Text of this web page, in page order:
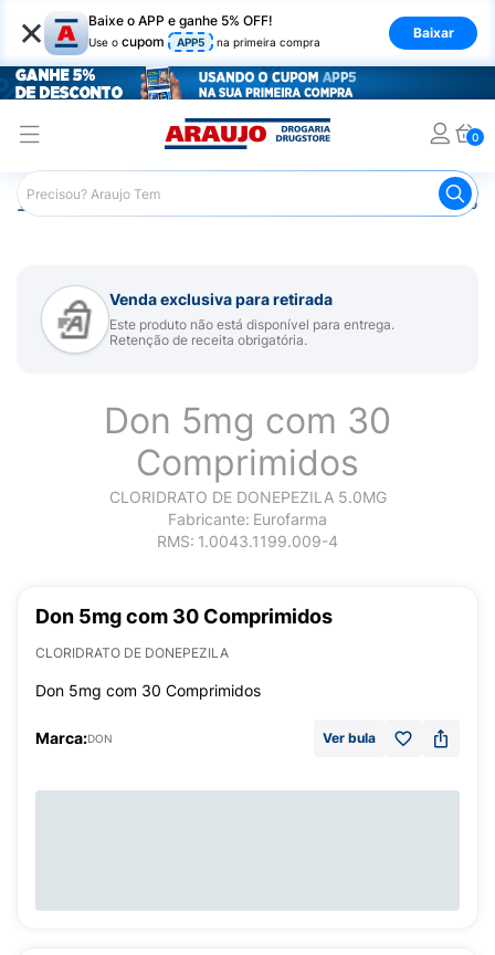
× Baixe o APP e ganhe 5% OFF!
Use o cupom APP5 na primeira compra
Baixar
0
Araujo Medicamentos Remédio para Sistema Nervoso
Venda exclusiva para retirada
Este produto não está disponível para entrega.
Retenção de receita obrigatória.
Don 5mg com 30
Comprimidos
CLORIDRATO DE DONEPEZILA 5.0MG
Fabricante: Eurofarma
RMS: 1.0043.1199.009-4
Don 5mg com 30 Comprimidos
CLORIDRATO DE DONEPEZILA
Don 5mg com 30 Comprimidos
Marca:DON Ver bula